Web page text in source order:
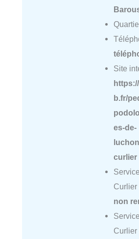
Site
b.fr/
es-de-
curlier
Curlier
non
Curlier